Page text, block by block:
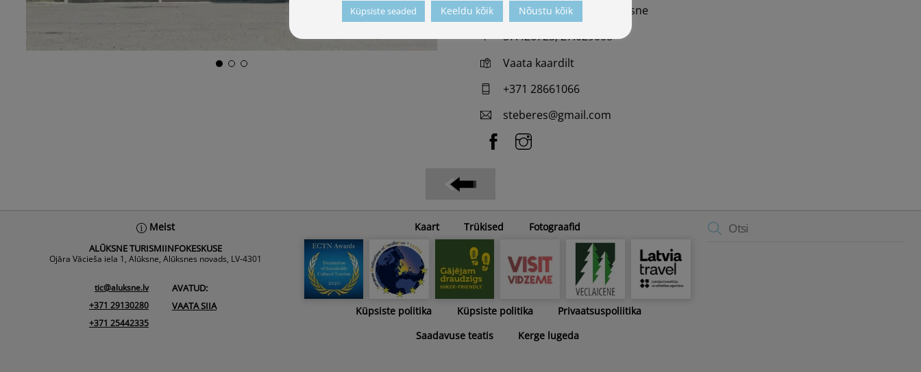
Rūpniecības iela 2P, Alūksne
57.426725, 27.029008
Vaata kaardilt
+371 28661066
steberes@gmail.com
Meist
ALŪKSNE TURISMIINFOKESKUSE
Ojāra Vācieša iela 1, Alūksne, Alūksnes novads, LV-4301
tic@aluksne.lv
+371 29130280
+371 25442335
AVATUD:
VAATA SIIA
Kaart Trükised Fotograafid
Küpsiste politika Küpsiste politika
Privaatsuspoliitika
Saadavuse teatis
Kerge lugeda
Küpsiste seaded Keeldu kõik Nõustu kõik